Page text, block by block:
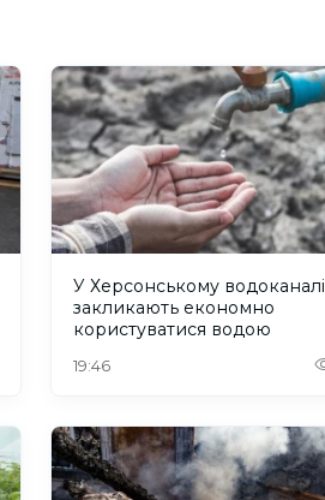
У Херсонському водоканалі
закликають економно
користуватися водою
19:46